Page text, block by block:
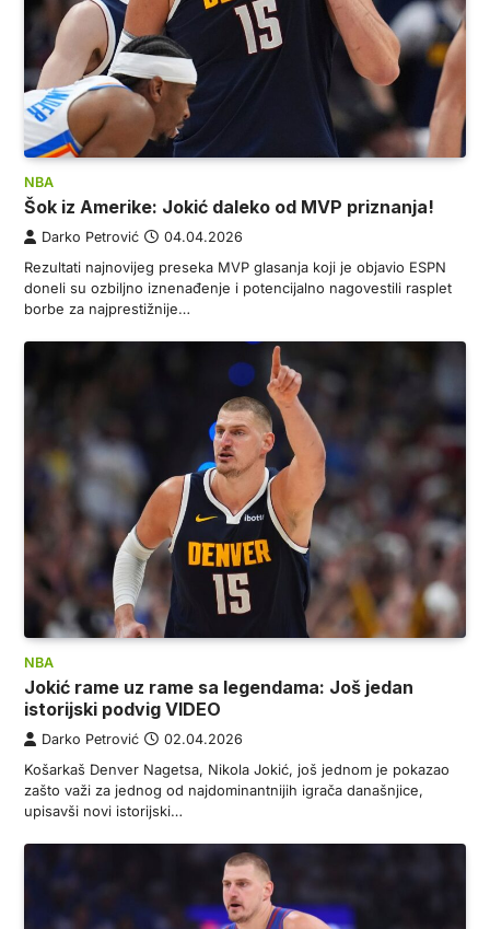
NBA
Šok iz Amerike: Jokić daleko od MVP priznanja!
Darko Petrović 04.04.2026
Rezultati najnovijeg preseka MVP glasanja koji je objavio ESPN
doneli su ozbiljno iznenađenje i potencijalno nagovestili rasplet
borbe za najprestižnije…
NBA
Jokić rame uz rame sa legendama: Još jedan
istorijski podvig VIDEO
Darko Petrović 02.04.2026
Košarkaš Denver Nagetsa, Nikola Jokić, još jednom je pokazao
zašto važi za jednog od najdominantnijih igrača današnjice,
upisavši novi istorijski…